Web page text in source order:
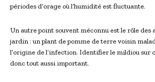
périodes d’orage où l’humidité est fluctuante.
Un autre point souvent méconnu est le rôle des
jardin : un plant de pomme de terre voisin
l’origine de l’infection. Identifier le mildiou sur
donc tout aussi important.